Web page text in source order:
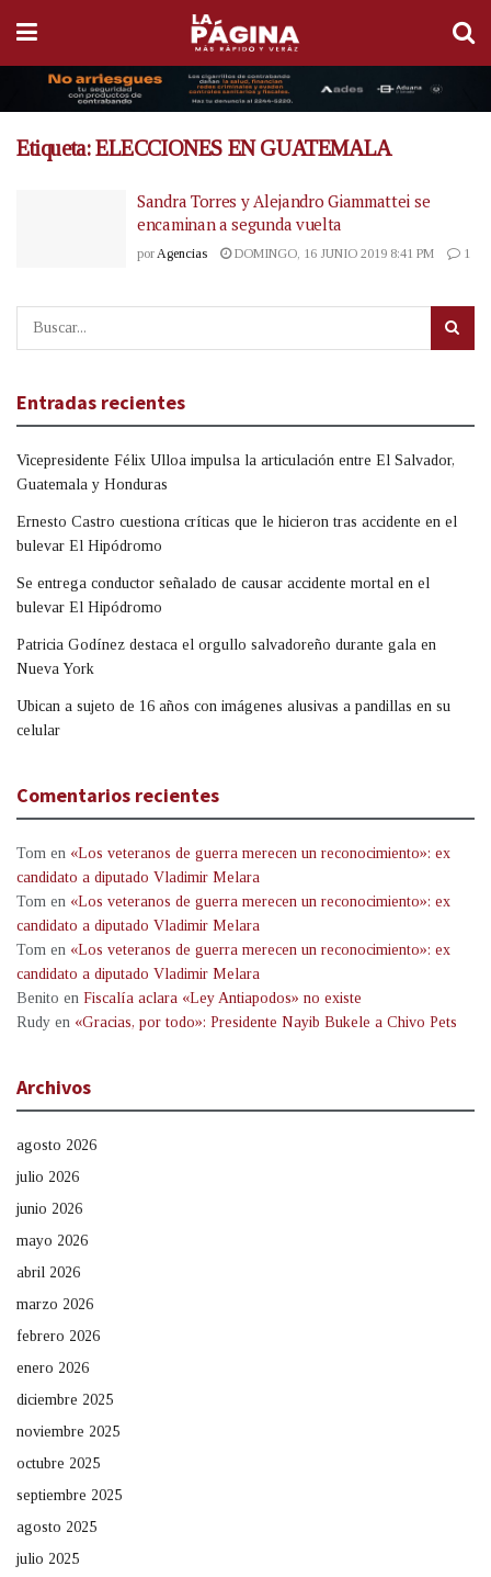
Etiqueta:ELECCIONES EN GUATEMALA
Sandra Torres y Alejandro Giammattei se
encaminan a segunda vuelta
por Agencias DOMINGO, 16 JUNIO 2019 8:41 PM 1
Entradas recientes
Vicepresidente Félix Ulloa impulsa la articulación entre El Salvador,
Guatemala y Honduras
Ernesto Castro cuestiona críticas que le hicieron tras accidente en el
bulevar El Hipódromo
Se entrega conductor señalado de causar accidente mortal en el
bulevar El Hipódromo
Patricia Godínez destaca el orgullo salvadoreño durante gala en
Nueva York
Ubican a sujeto de 16 años con imágenes alusivas a pandillas en su
celular
Comentarios recientes
Tom en «Los veteranos de guerra merecen un reconocimiento»: ex
candidato a diputado Vladimir Melara
Tom en «Los veteranos de guerra merecen un reconocimiento»: ex
candidato a diputado Vladimir Melara
Tom en «Los veteranos de guerra merecen un reconocimiento»: ex
candidato a diputado Vladimir Melara
Benito en Fiscalía aclara «Ley Antiapodos» no existe
Rudy en «Gracias, por todo»: Presidente Nayib Bukele a Chivo Pets
Archivos
agosto 2026
julio 2026
junio 2026
mayo 2026
abril 2026
marzo 2026
febrero 2026
enero 2026
diciembre 2025
noviembre 2025
octubre 2025
septiembre 2025
agosto 2025
julio 2025